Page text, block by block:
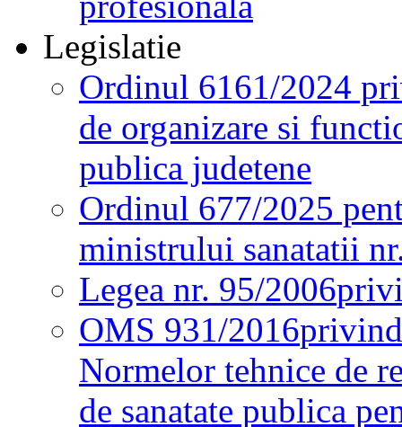
Legislatie
Ordinul 6161/2024
de organizare si
publica judetene
Ordinul 677/2025
ministrului sanatatii
Legea nr. 95/2006
OMS 931/2016
Normelor tehnice de
de sanatate publica